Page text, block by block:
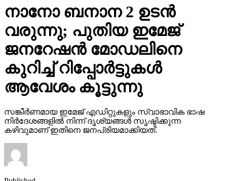
നാനോ ബനാന 2 ഉടന്‍
വരുന്നു; പുതിയ ഇമേജ്
ജനറേഷന്‍ മോഡലിനെ
കുറിച്ച് റിപ്പോര്‍ട്ടുകള്‍
ആവേശം കൂട്ടുന്നു
സങ്കീര്‍ണമായ ഇമേജ് എഡിറ്റുകളും സ്വാഭാവിക ഭാഷ
നിര്‍ദേശങ്ങളില്‍ നിന്ന് ദൃശ്യങ്ങള്‍ സൃഷ്ടിക്കുന്ന
കഴിവുമാണ് ഇതിനെ ജനപ്രിയമാക്കിയത്.